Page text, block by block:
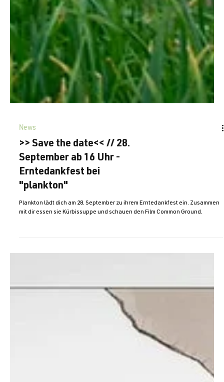
News
>> Save the date<< // 28.
September ab 16 Uhr -
Erntedankfest bei
"plankton"